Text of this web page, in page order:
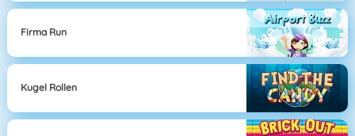
Firma Run
Kugel Rollen